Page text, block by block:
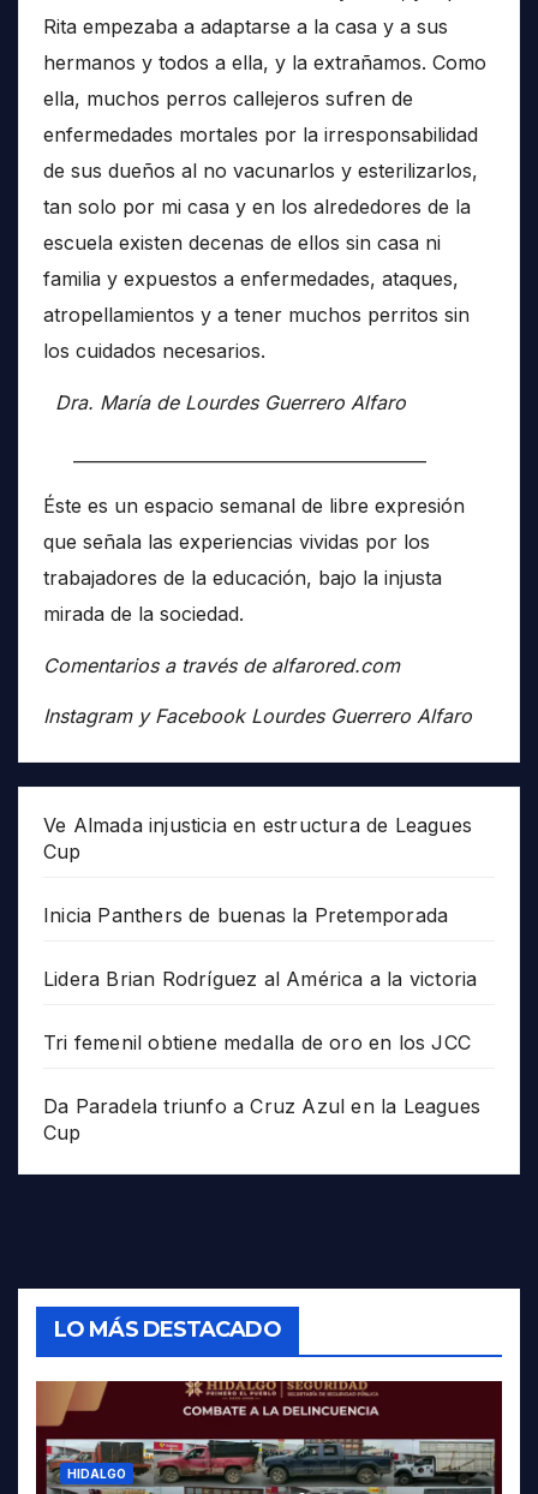
Rita empezaba a adaptarse a la casa y a sus
hermanos y todos a ella, y la extrañamos. Como
ella, muchos perros callejeros sufren de
enfermedades mortales por la irresponsabilidad
de sus dueños al no vacunarlos y esterilizarlos,
tan solo por mi casa y en los alrededores de la
escuela existen decenas de ellos sin casa ni
familia y expuestos a enfermedades, ataques,
atropellamientos y a tener muchos perritos sin
los cuidados necesarios.
Dra. María de Lourdes Guerrero Alfaro
Éste es un espacio semanal de libre expresión
que señala las experiencias vividas por los
trabajadores de la educación, bajo la injusta
mirada de la sociedad.
Comentarios a través de alfarored.com
Instagram y Facebook Lourdes Guerrero Alfaro
Ve Almada injusticia en estructura de Leagues
Cup
Inicia Panthers de buenas la Pretemporada
Lidera Brian Rodríguez al América a la victoria
Tri femenil obtiene medalla de oro en los JCC
Da Paradela triunfo a Cruz Azul en la Leagues
Cup
LO MÁS DESTACADO
HIDALGO